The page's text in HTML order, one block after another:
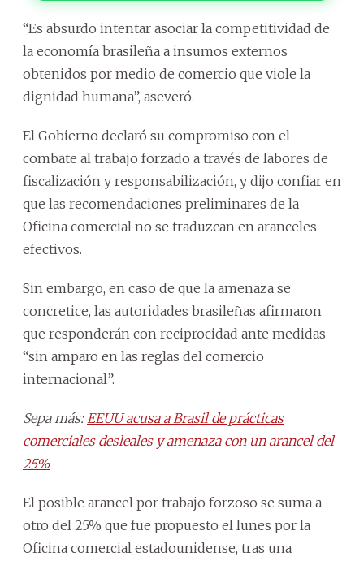
“Es absurdo intentar asociar la competitividad de
la economía brasileña a insumos externos
obtenidos por medio de comercio que viole la
dignidad humana”, aseveró.
El Gobierno declaró su compromiso con el
combate al trabajo forzado a través de labores de
fiscalización y responsabilización, y dijo confiar en
que las recomendaciones preliminares de la
Oficina comercial no se traduzcan en aranceles
efectivos.
Sin embargo, en caso de que la amenaza se
concretice, las autoridades brasileñas afirmaron
que responderán con reciprocidad ante medidas
“sin amparo en las reglas del comercio
internacional”.
Sepa más: EEUU acusa a Brasil de prácticas
comerciales desleales y amenaza con un arancel del
25%
El posible arancel por trabajo forzoso se suma a
otro del 25% que fue propuesto el lunes por la
Oficina comercial estadounidense, tras una